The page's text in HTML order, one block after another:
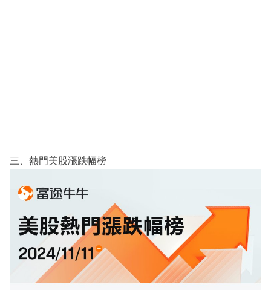
三、熱門美股漲跌幅榜